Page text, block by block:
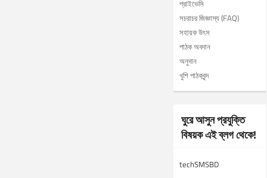
প্রাইভেসি
সচরাচর জিজ্ঞাস্য (FAQ)
সহায়ক উৎস
পাঠক অবদান
অনুদান
খুশি পাঠকবৃন্দ
ঘুরে আসুন প্রযুক্তি
বিষয়ক এই ব্লগ থেকে!
techSMSBD